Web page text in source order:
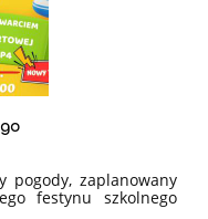
pogody, zaplanowany
festynu szkolnego